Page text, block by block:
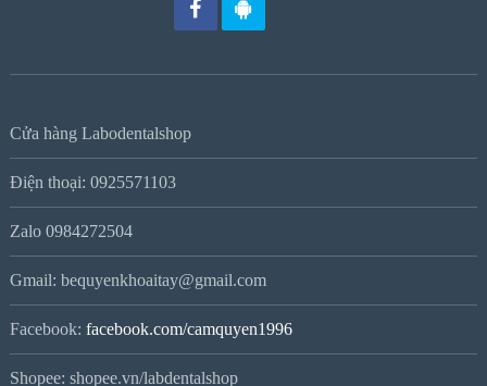
Cửa hàng Labodentalshop
Điện thoại: 0925571103
Zalo 0984272504
Gmail: bequyenkhoaitay@gmail.com
Facebook: facebook.com/camquyen1996
Shopee: shopee.vn/labdentalshop